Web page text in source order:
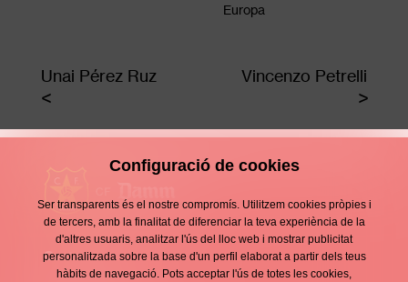
Europa
Unai Pérez Ruz Vincenzo Petrelli
Enllaços
Contacte
Configuració de cookies
Ser transparents és el nostre compromís. Utilitzem cookies pròpies i
de tercers, amb la finalitat de diferenciar la teva experiència de la
d'altres usuaris, analitzar l'ús del lloc web i mostrar publicitat
personalitzada sobre la base d'un perfil elaborat a partir dels teus
hàbits de navegació. Pots acceptar l'ús de totes les cookies,